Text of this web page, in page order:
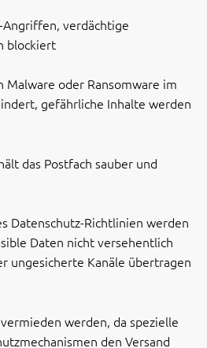
Angriffen, verdächtige
blockiert
Malware oder Ransomware im
gefährliche Inhalte werden
das Postfach sauber und
Datenschutz-Richtlinien werden
Daten nicht versehentlich
ungesicherte Kanäle übertragen
werden, da spezielle
den Versand